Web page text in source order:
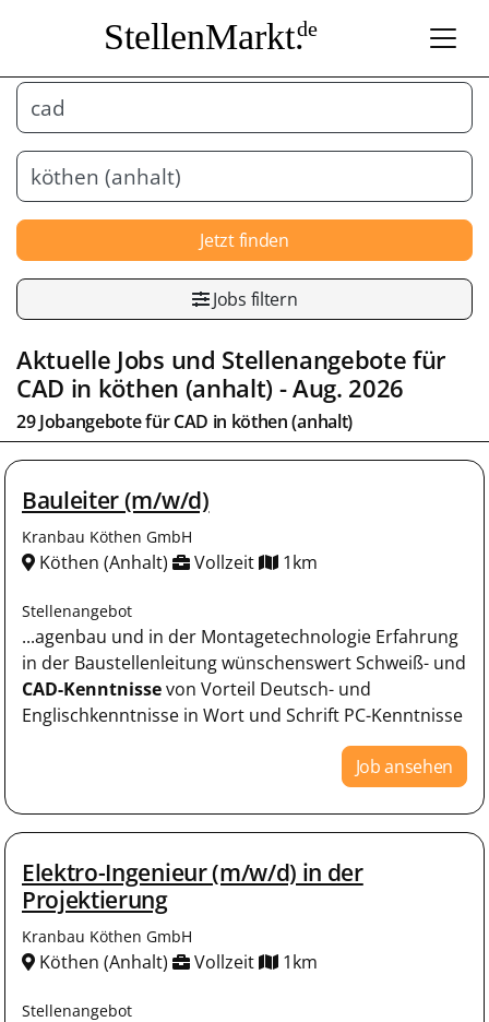
StellenMarkt.de
Jetzt finden
Jobs filtern
Aktuelle Jobs und Stellenangebote für
CAD in köthen (anhalt) - Aug. 2026
29 Jobangebote fürCAD in köthen (anhalt)
Bauleiter (m/w/d)
Kranbau Köthen GmbH
Köthen (Anhalt) Vollzeit 1km
Stellenangebot
...agenbau und in der Montagetechnologie Erfahrung
in der Baustellenleitung wünschenswert Schweiß- und
CAD-Kenntnissevon Vorteil Deutsch- und
Englischkenntnisse in Wort und Schrift PC-Kenntnisse
Job ansehen
Elektro-Ingenieur (m/w/d) in der
Projektierung
Kranbau Köthen GmbH
Köthen (Anhalt) Vollzeit 1km
Stellenangebot